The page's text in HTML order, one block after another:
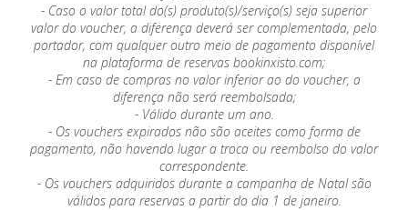
- Caso o valor total do(s) produto(s)/serviço(s) seja superior
valor do voucher, a diferença deverá ser complementada, pelo
portador, com qualquer outro meio de pagamento disponível
na plataforma de reservas bookinxisto.com;
- Em caso de compras no valor inferior ao do voucher, a
diferença não será reembolsada;
- Válido durante um ano.
- Os vouchers expirados não são aceites como forma de
pagamento, não havendo lugar a troca ou reembolso do valor
correspondente.
- Os vouchers adquiridos durante a campanha de Natal são
válidos para reservas a partir do dia 1 de janeiro.